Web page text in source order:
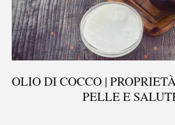
OLIO DI COCCO |
PELLE E